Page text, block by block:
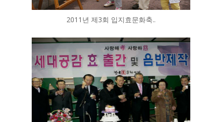
2011년 제3회 입지효문화축..